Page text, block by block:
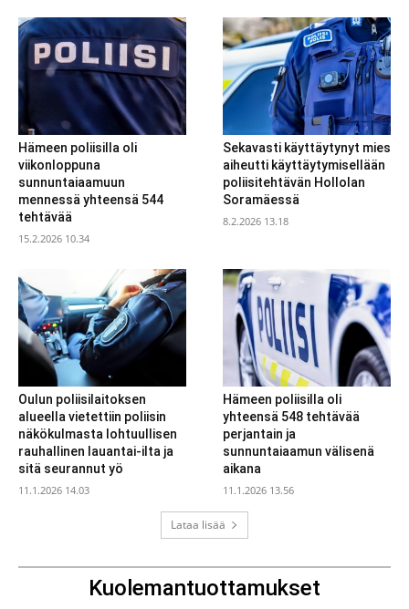
Hämeen poliisilla oli
viikonloppuna
sunnuntaiaamuun
mennessä yhteensä 544
tehtävää
15.2.2026 10.34
Sekavasti käyttäytynyt mies
aiheutti käyttäytymisellään
poliisitehtävän Hollolan
Soramäessä
8.2.2026 13.18
Oulun poliisilaitoksen
alueella vietettiin poliisin
näkökulmasta lohtuullisen
rauhallinen lauantai-ilta ja
sitä seurannut yö
11.1.2026 14.03
Hämeen poliisilla oli
yhteensä 548 tehtävää
perjantain ja
sunnuntaiaamun välisenä
aikana
11.1.2026 13.56
Lataa lisää
Kuolemantuottamukset